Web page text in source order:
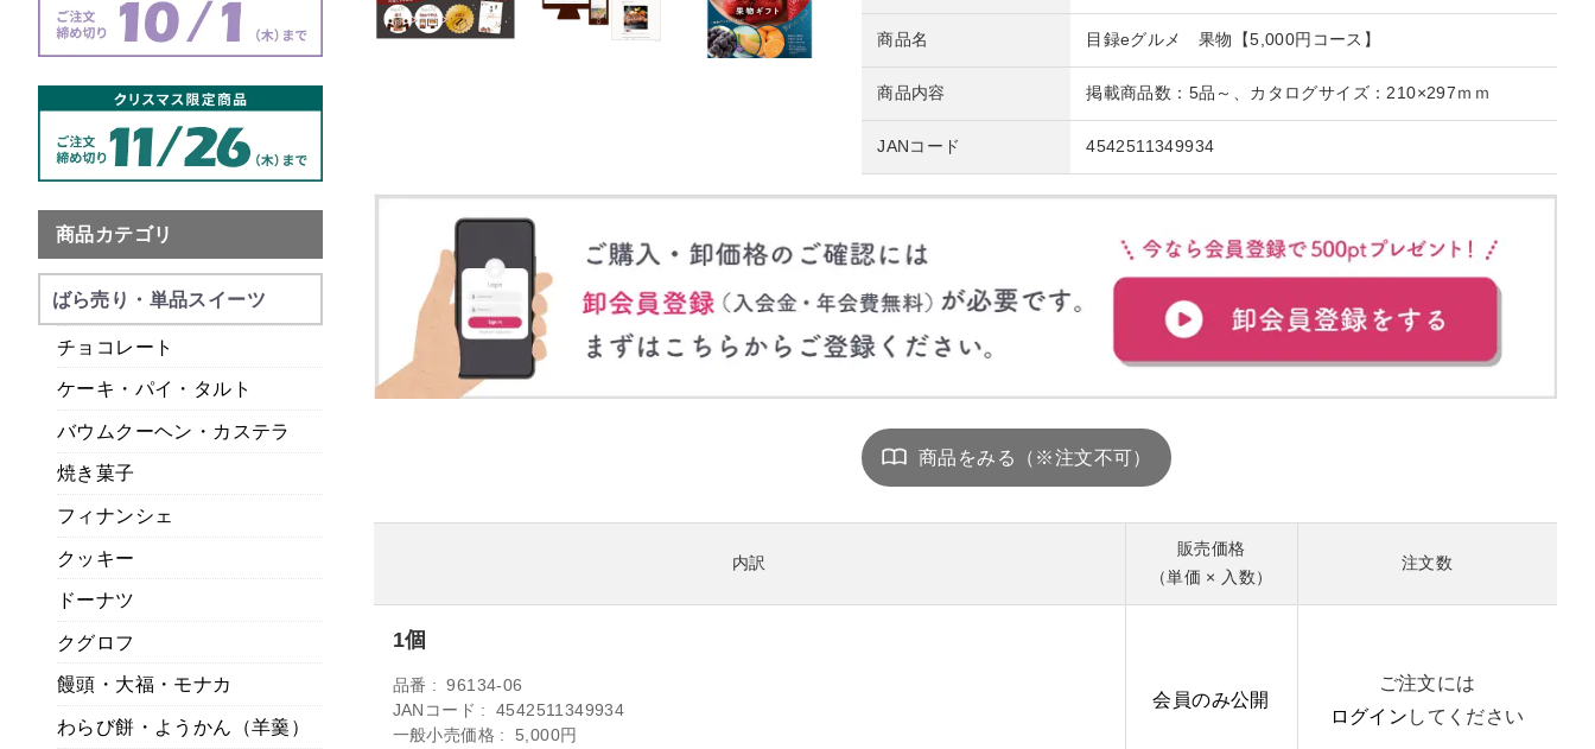
商品名 目録eグルメ 果物【5,000円コース】
商品内容 掲載商品数：5品～、カタログサイズ：210×297ｍｍ
JANコード 4542511349934
内訳
販売価格
（単価 × 入数）
注文数
1個
品番
96134-06
JANコード
4542511349934
一般小売価格
5,000円
会員のみ公開
ご注文には
ログイン してください
商品カテゴリ
ばら売り・単品スイーツ
チョコレート
ケーキ・パイ・タルト
バウムクーヘン・カステラ
焼き菓子
フィナンシェ
クッキー
ドーナツ
クグロフ
饅頭・大福・モナカ
わらび餅・ようかん（羊羹）